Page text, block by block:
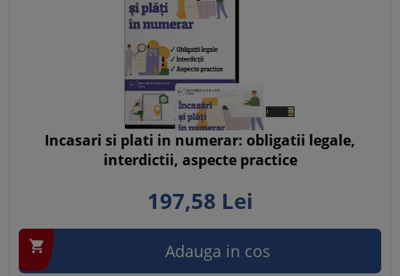
Incasari si plati in numerar: obligatii legale,
interdictii, aspecte practice
197,58 Lei
 Adauga in cos